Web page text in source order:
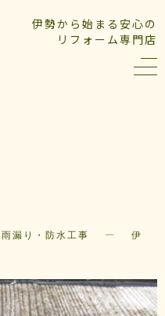
伊勢から始まる安心の
リフォーム専門店
雨漏り・防水工事 —
伊